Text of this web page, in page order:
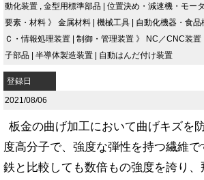
動化装置 金型用標準部品 | 位置決め・減速機・モー
要素・材料 》 金属材料 | 機械工具 | 自動化機器・食品
Ｃ・情報処理装置 | 制御・管理装置 》 NC／CNC装置
子部品 | 半導体製造装置 | 自動はんだ付け装置
登録日
2021/08/06
板金の曲げ加工において曲げキズを
度高分子で、強度な弾性を持つ繊維
鉄と比較しても数倍もの強度を誇り